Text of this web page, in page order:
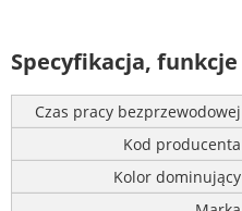
Specyfikacja, funkcje
Czas pracy bezprzewodowej
Kod producenta
Kolor dominujący